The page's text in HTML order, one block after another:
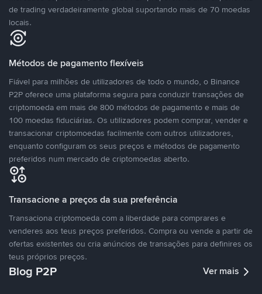
de trading verdadeiramente global suportando mais de 70 moedas
locais.
Métodos de pagamento flexíveis
Fiável para milhões de utilizadores de todo o mundo, o Binance
P2P oferece uma plataforma segura para conduzir transações de
criptomoeda em mais de 800 métodos de pagamento e mais de
100 moedas fiduciárias. Os utilizadores podem comprar, vender e
transacionar criptomoedas facilmente com outros utilizadores,
enquanto configuram os seus preços e métodos de pagamento
preferidos num mercado de criptomoedas aberto.
Transacione a preços da sua preferência
Transaciona criptomoeda com a liberdade para comprares e
venderes aos teus preços preferidos. Compra ou vende a partir de
ofertas existentes ou cria anúncios de transações para definires os
teus próprios preços.
Blog P2P Ver mais